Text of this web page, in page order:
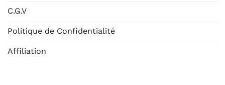
C.G.V
Politique de Confidentialité
Affiliation